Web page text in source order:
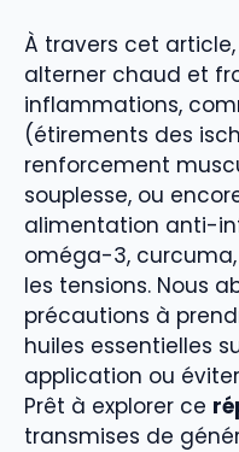
À travers cet
alterner chaud et
inflammations,
(étirements des
renforcement
souplesse, ou
alimentation anti-
oméga-3,
les tensions. Nous
précautions à
huiles essentielles
application ou
Prêt à explorer ce
transmises de